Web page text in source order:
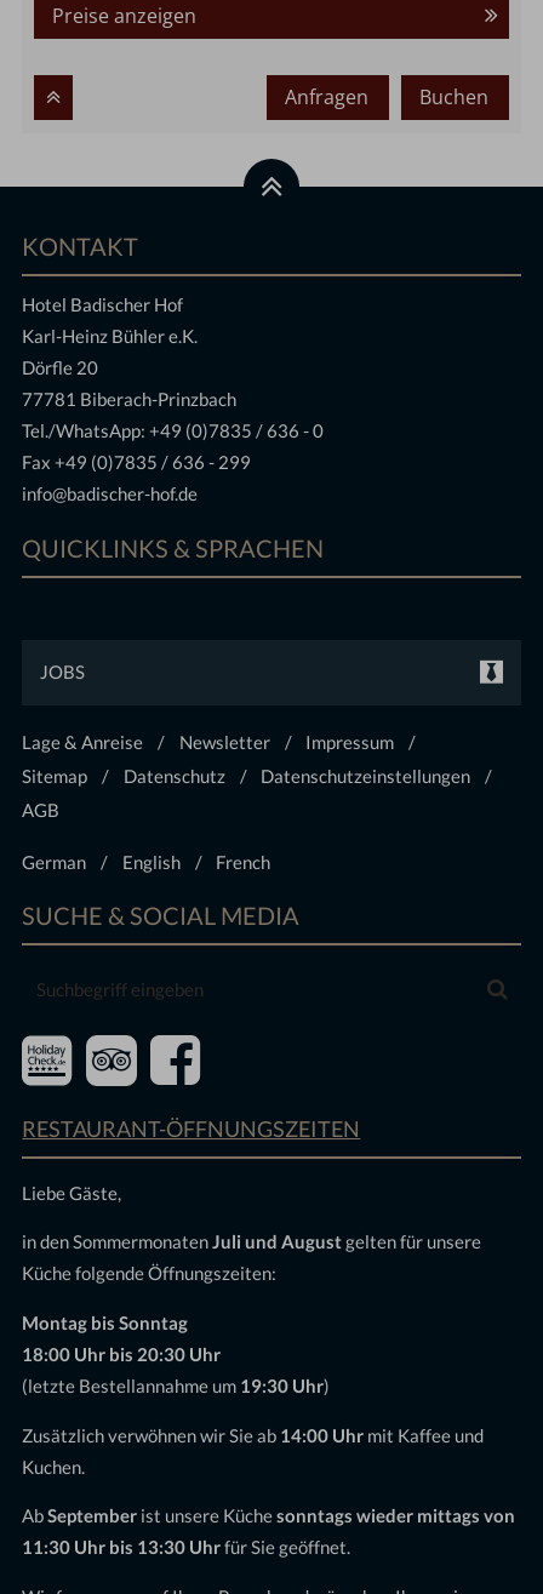
Preise anzeigen
Buchen
Anfragen
KONTAKT
Hotel Badischer Hof
Karl-Heinz Bühler e.K.
Dörfle 20
77781 Biberach-Prinzbach
Tel./WhatsApp:+49 (0)7835 / 636 - 0
Fax +49 (0)7835 / 636 - 299
info@badischer-hof.de
QUICKLINKS & SPRACHEN
JOBS
Lage & Anreise Newsletter
Impressum
Sitemap
Datenschutz
Datenschutzeinstellungen
AGB
German English French
SUCHE & SOCIAL MEDIA
Suchbegriff
RESTAURANT-ÖFFNUNGSZEITEN
Liebe Gäste,
in den SommermonatenJuli und Augustgelten für unsere
Küche folgende Öffnungszeiten:
Montag bis Sonntag
18:00 Uhr bis 20:30 Uhr
(letzte Bestellannahme um 19:30 Uhr)
Zusätzlich verwöhnen wir Sie ab 14:00 Uhr mit Kaffee und
Kuchen.
AbSeptember ist unsere Küchesonntags wieder mittags von
11:30 Uhr bis 13:30 Uhrfür Sie geöffnet.